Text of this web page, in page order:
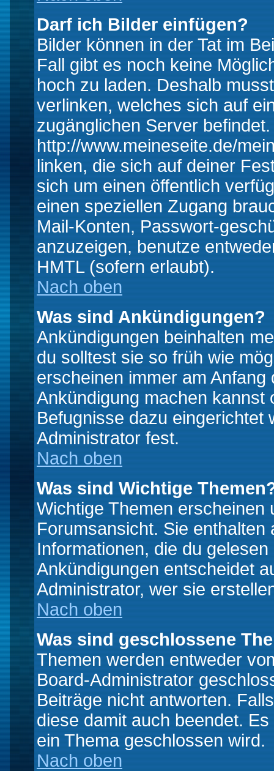
Darf ich Bilder einfügen?
Bilder können in der Tat im
Fall gibt es noch keine
hoch zu laden. Deshalb
verlinken, welches sich auf
zugänglichen Server
http://www.meineseite.de/
linken, die sich auf deiner
sich um einen öffentlich
einen speziellen Zugang
Mail-Konten, Passwort-
anzuzeigen, benutze
HMTL (sofern erlaubt).
Nach oben
Was sind Ankündigungen?
Ankündigungen beinhalten
du solltest sie so früh wie
erscheinen immer am
Ankündigung machen kannst
Befugnisse dazu eingerichtet
Administrator fest.
Nach oben
Was sind Wichtige
Wichtige Themen erscheinen
Forumsansicht. Sie
Informationen, die du
Ankündigungen entscheidet
Administrator, wer sie
Nach oben
Was sind geschlossene
Themen werden entweder
Board-Administrator
Beiträge nicht antworten.
diese damit auch beendet.
ein Thema geschlossen wird.
Nach oben